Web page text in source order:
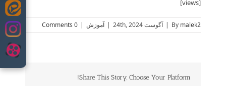
to
content
[views]
By malek2
| آگوست 24th, 2024 | آموزش |
0 Comments
Share This Story, Choose Your Platform!